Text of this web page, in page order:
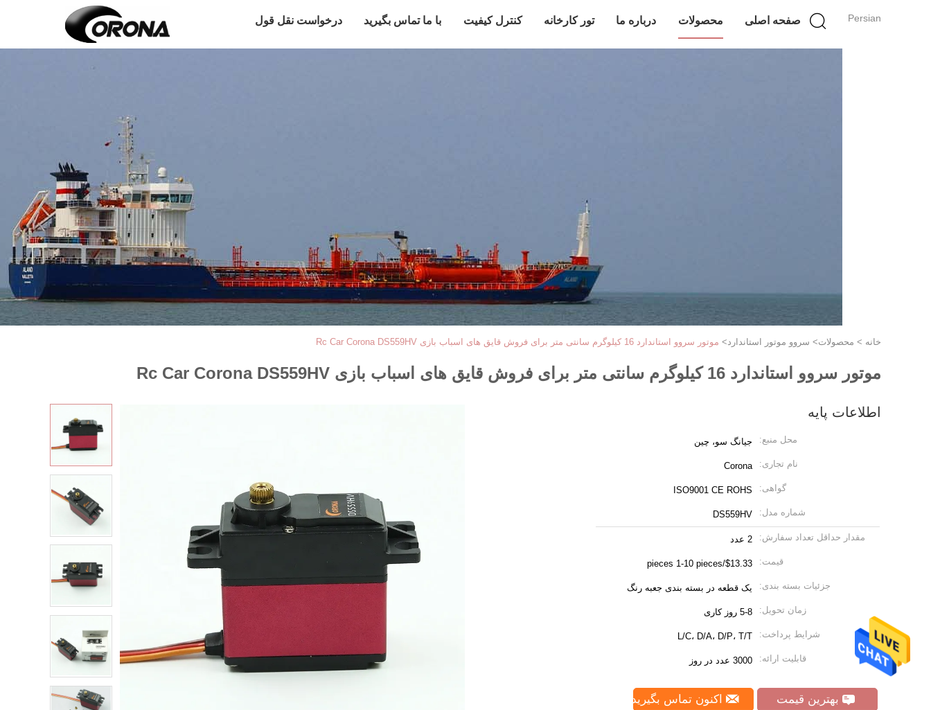
Persian صفحه اصلی محصولات درباره ما تور کارخانه کنترل کیفیت با ما تماس بگیرید درخواست نقل قول
خانه > محصولات> سروو موتور استاندارد> موتور سروو استاندارد 16 کیلوگرم سانتی متر برای فروش قایق های اسباب بازی Rc Car Corona DS559HV
موتور سروو استاندارد 16 کیلوگرم سانتی متر برای فروش قایق های اسباب بازی Rc Car Corona DS559HV
اطلاعات پایه
محل منبع: جیانگ سو، چین
نام تجاری: Corona
گواهی: ISO9001 CE ROHS
شماره مدل: DS559HV
مقدار حداقل تعداد سفارش: 2 عدد
قیمت: $13.33/pieces 1-10 pieces
جزئیات بسته بندی: یک قطعه در بسته بندی جعبه رنگ
زمان تحویل: 5-8 روز کاری
شرایط پرداخت: L/C، D/A، D/P، T/T
قابلیت ارائه: 3000 عدد در روز
بهترین قیمت اکنون تماس بگیرید